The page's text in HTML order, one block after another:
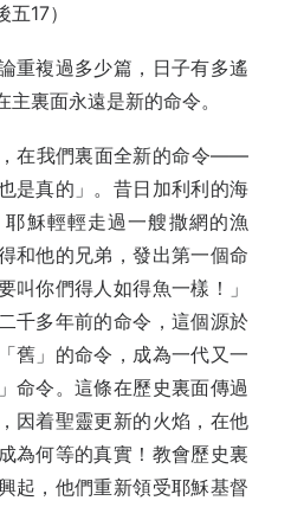
17）
重複過多少篇，日子有多遙
裏面永遠是新的命令。
在我們裏面全新的命令——
是真的」。昔日加利利的海
穌輕輕走過一艘撒網的漁
和他的兄弟，發出第一個命
叫你們得人如得魚一樣！」
千多年前的命令，這個源於
舊」的命令，成為一代又一
命令。這條在歷史裏面傳過
因着聖靈更新的火焰，在他
為何等的真實！教會歷史裏
起，他們重新領受耶穌基督